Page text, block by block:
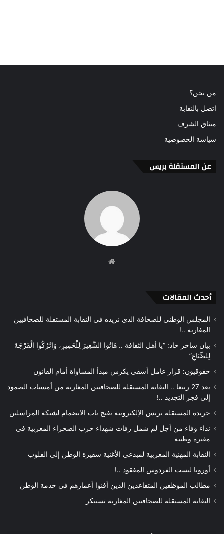
من نحن؟
اتصل بالنقابة
ميثاق الشرف
سياسة الخصوصية
عن المستقلة بريس
أحدث المقالات
المجلس الوطني للصحافة الذي نريده في النقابة المستقلة للصحافيين
المغاربة ..!
بيان ساخر حاد: “يا أهل الثقافة .. هَاتُوا الشَّعِيرَ لِلْحَمِيرِ، وَاتْرُكُوا الْفَرْجَةَ
لِلضِّبَاعِ”
حقوقيون: قرار عامل أسفي يكرس مبدأ المساواة أمام القانون
بعد 27 ربيعا .. النقابة المستقلة للصحافيين المغاربة من أمسيات الصمود
إلى فجر التجديد ..!
جريدة المستقلة بريس الإلكترونية تفتح باب الانضمام لشبكة المراسلين
نداء وفاء من أجل لم شمل رفات شهداء حرب الصحراء المغربية في
مقبرة وطنية
النقابة المهنية المغربية لمبدعي الأغنية سفيرة الوطن إلى القلوب
أوروبا ليست الفردوس المفقود ..!
مطالب الموظفين المتقاعدين الذين أفنوا أعمارهم في خدمة الوطن
النقابة المستقلة للصحافيين المغاربة تستنكر